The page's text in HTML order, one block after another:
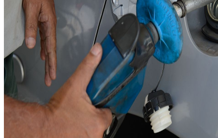
GERAL
No Result
View All Result